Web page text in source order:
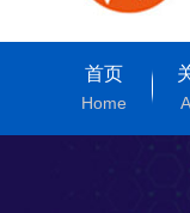
首页
Home